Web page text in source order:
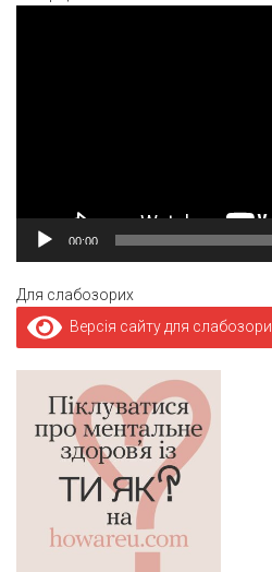
00:00
Для слабозорих
Версія сайту для